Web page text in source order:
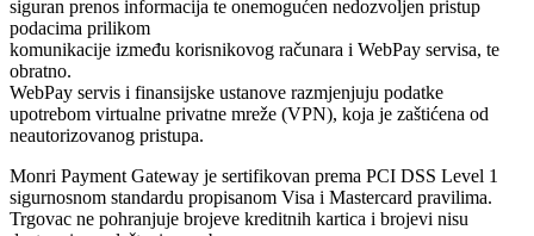
siguran prenos informacija te onemogućen nedozvoljen pristup
podacima prilikom
komunikacije između korisnikovog računara i WebPay servisa, te
obratno.
WebPay servis i finansijske ustanove razmjenjuju podatke
upotrebom virtualne privatne mreže (VPN), koja je zaštićena od
neautorizovanog pristupa.
Monri Payment Gateway je sertifikovan prema PCI DSS Level 1
sigurnosnom standardu propisanom Visa i Mastercard pravilima.
Trgovac ne pohranjuje brojeve kreditnih kartica i brojevi nisu